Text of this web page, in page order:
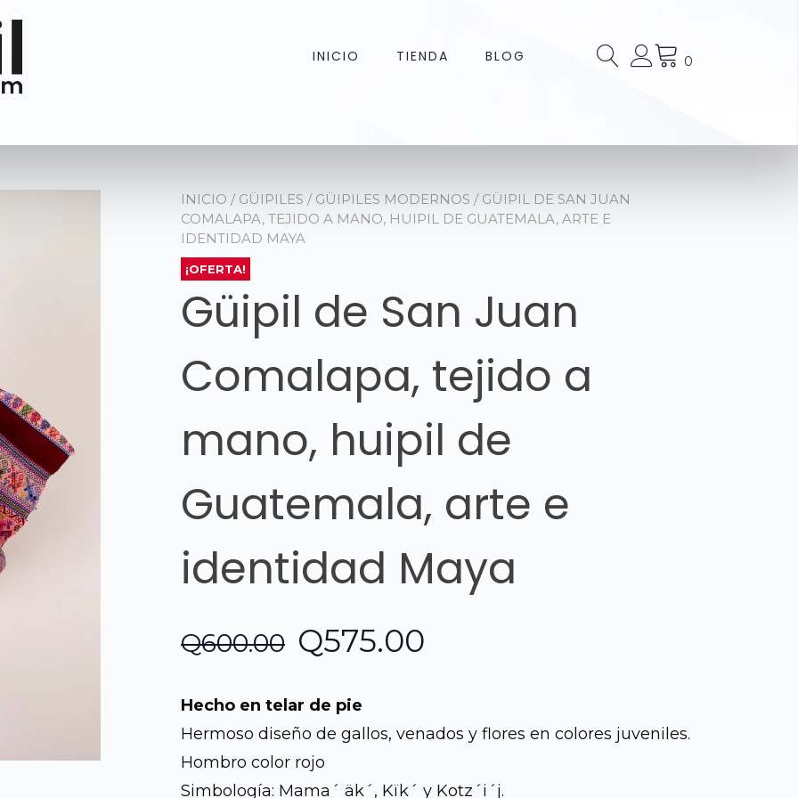
INICIO TIENDA BLOG 0
INICIO / GÜIPILES / GÜIPILES MODERNOS / GÜIPIL DE SAN JUAN
COMALAPA, TEJIDO A MANO, HUIPIL DE GUATEMALA, ARTE E
IDENTIDAD MAYA
¡OFERTA!
Güipil de San Juan
Comalapa, tejido a
mano, huipil de
Guatemala, arte e
identidad Maya
Q600.00 El
original
era:
Q575.00
actual
es:
Hecho en telar de pie
Hermoso diseño de gallos, venados y flores en colores juveniles.
Hombro color rojo
Simbología: Mama´ äk´, Kïk´ y Kotz´i´j.